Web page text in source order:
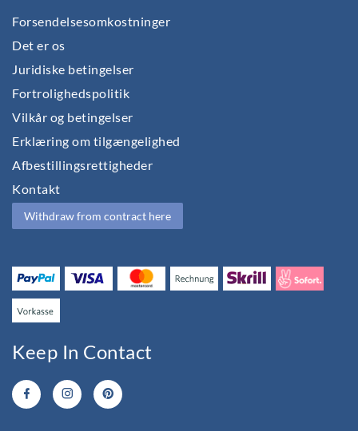
Forsendelsesomkostninger
Det er os
Juridiske betingelser
Fortrolighedspolitik
Vilkår og betingelser
Erklæring om tilgængelighed
Afbestillingsrettigheder
Kontakt
Withdraw from contract here
Keep In Contact